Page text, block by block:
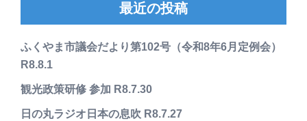
最近の投稿
ふくやま市議会だより第102号（令和8年6月定例会）
R8.8.1
観光政策研修 参加 R8.7.30
日の丸ラジオ日本の息吹 R8.7.27